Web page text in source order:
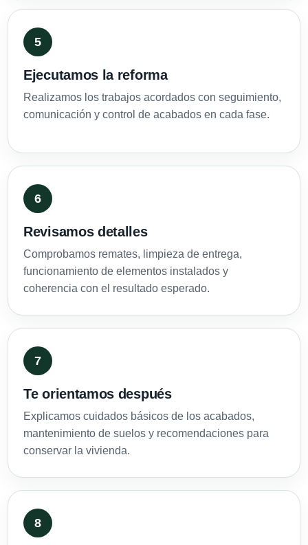
Ejecutamos la reforma
Realizamos los trabajos acordados con seguimiento,
comunicación y control de acabados en cada fase.
Revisamos detalles
Comprobamos remates, limpieza de entrega,
funcionamiento de elementos instalados y
coherencia con el resultado esperado.
Te orientamos después
Explicamos cuidados básicos de los acabados,
mantenimiento de suelos y recomendaciones para
conservar la vivienda.